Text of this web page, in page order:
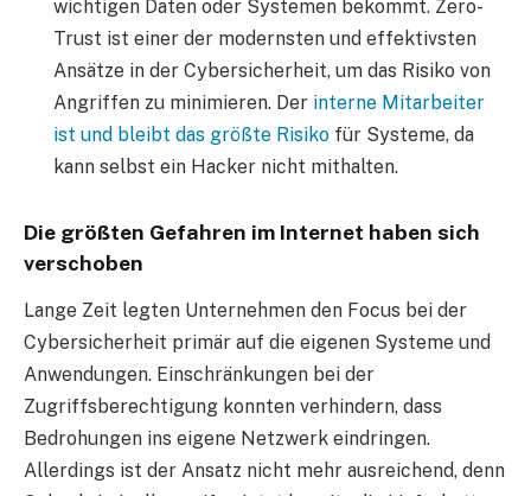
wichtigen Daten oder Systemen bekommt. Zero-
Trust ist einer der modernsten und effektivsten
Ansätze in der Cybersicherheit, um das Risiko von
Angriffen zu minimieren. Der interne Mitarbeiter
ist und bleibt das größte Risiko für Systeme, da
kann selbst ein Hacker nicht mithalten.
Die größten Gefahren im Internet haben sich
verschoben
Lange Zeit legten Unternehmen den Focus bei der
Cybersicherheit primär auf die eigenen Systeme und
Anwendungen. Einschränkungen bei der
Zugriffsberechtigung konnten verhindern, dass
Bedrohungen ins eigene Netzwerk eindringen.
Allerdings ist der Ansatz nicht mehr ausreichend, denn